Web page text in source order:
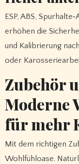
ESP, ABS,
erhöhen die
und Kalibrierung
oder
Zubehör
Moderne
für mehr
Mit dem richtigen
Wohlfühloase.